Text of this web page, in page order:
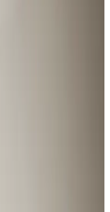
vi
i
i
krav.